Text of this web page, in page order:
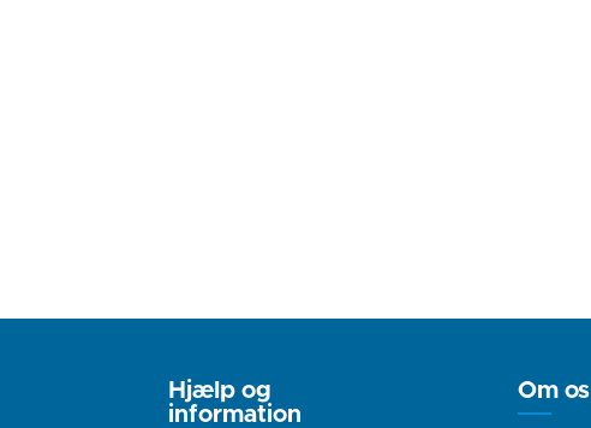
Hjælp og
information
Om os